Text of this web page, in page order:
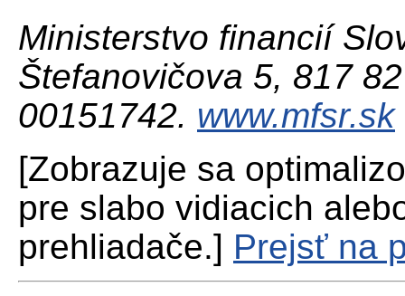
Ministerstvo financií
Štefanovičova 5, 817
00151742. www.mfsr.sk
[Zobrazuje sa
pre slabo vidiacich
prehliadače.] Prejsť na